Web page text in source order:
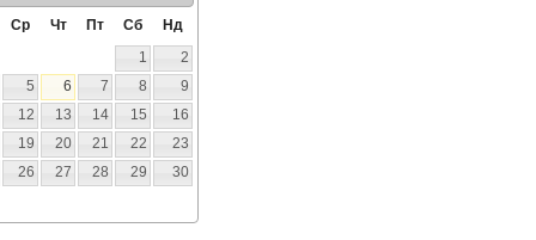
Ср Чт Пт Сб
Нд
1
2
5 6 7 8
9
12 13 14 15
16
19 20 21 22
23
26 27 28 29
30